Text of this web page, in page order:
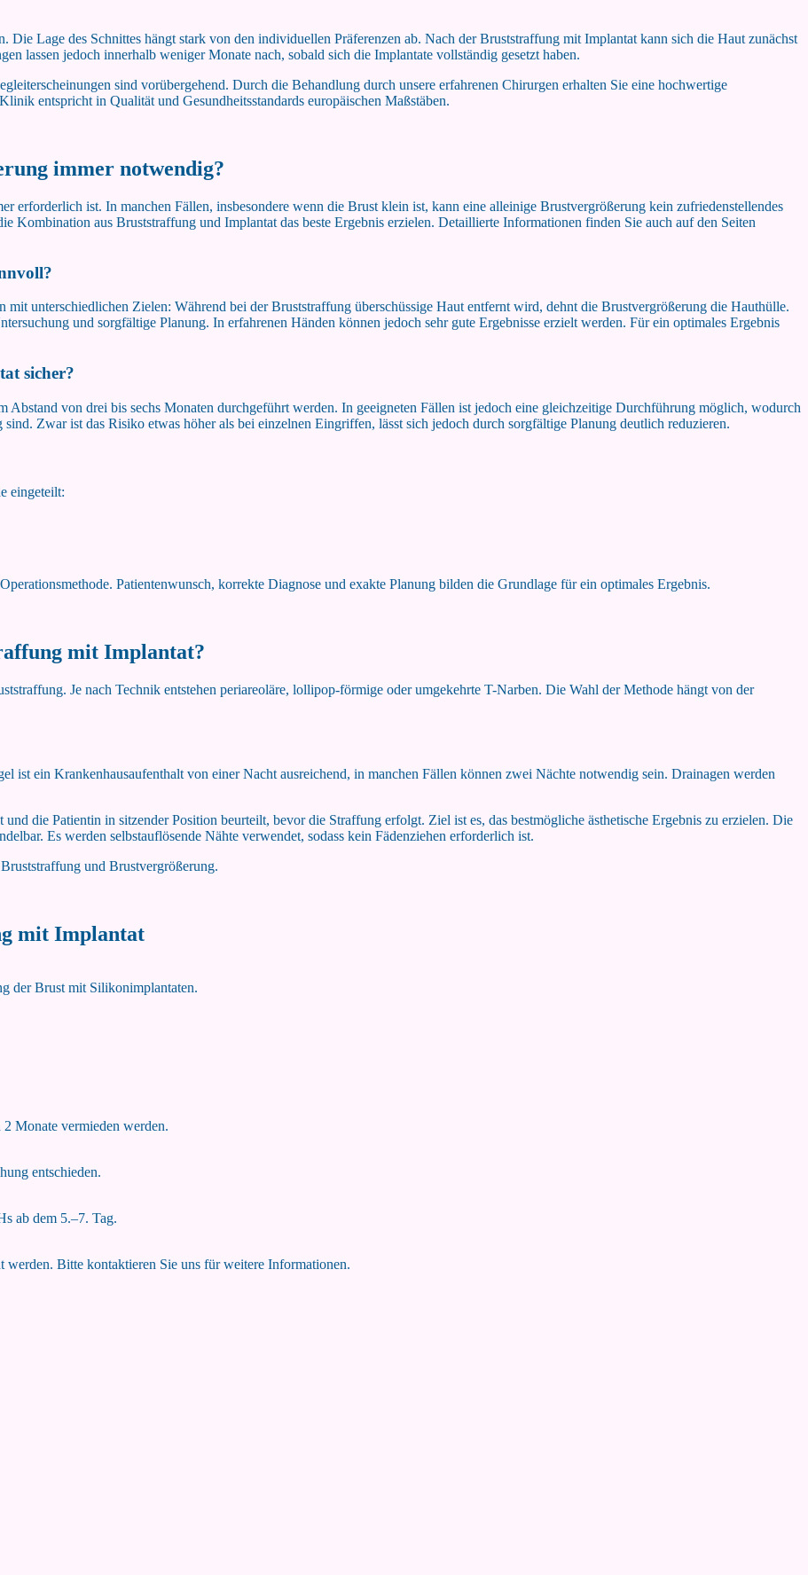
Die Lage des Schnittes hängt stark von den individuellen Präferenzen ab. Nach der Bruststraffung mit Implantat kann sich die Haut zunächst
lassen jedoch innerhalb weniger Monate nach, sobald sich die Implantate vollständig gesetzt haben.
sind vorübergehend. Durch die Behandlung durch unsere erfahrenen Chirurgen erhalten Sie eine hochwertige
entspricht in Qualität und Gesundheitsstandards europäischen Maßstäben.
immer notwendig?
erforderlich ist. In manchen Fällen, insbesondere wenn die Brust klein ist, kann eine alleinige Brustvergrößerung kein zufriedenstellendes
Kombination aus Bruststraffung und Implantat das beste Ergebnis erzielen. Detaillierte Informationen finden Sie auch auf den Seiten
unterschiedlichen Zielen: Während bei der Bruststraffung überschüssige Haut entfernt wird, dehnt die Brustvergrößerung die Hauthülle.
und sorgfältige Planung. In erfahrenen Händen können jedoch sehr gute Ergebnisse erzielt werden. Für ein optimales Ergebnis
sicher?
von drei bis sechs Monaten durchgeführt werden. In geeigneten Fällen ist jedoch eine gleichzeitige Durchführung möglich, wodurch
Zwar ist das Risiko etwas höher als bei einzelnen Eingriffen, lässt sich jedoch durch sorgfältige Planung deutlich reduzieren.
eingeteilt:
Patientenwunsch, korrekte Diagnose und exakte Planung bilden die Grundlage für ein optimales Ergebnis.
mit Implantat?
Je nach Technik entstehen periareoläre, lollipop-förmige oder umgekehrte T-Narben. Die Wahl der Methode hängt von der
ist ein Krankenhausaufenthalt von einer Nacht ausreichend, in manchen Fällen können zwei Nächte notwendig sein. Drainagen werden
die Patientin in sitzender Position beurteilt, bevor die Straffung erfolgt. Ziel ist es, das bestmögliche ästhetische Ergebnis zu erzielen. Die
Es werden selbstauflösende Nähte verwendet, sodass kein Fädenziehen erforderlich ist.
und Brustvergrößerung.
mit Implantat
der Brust mit Silikonimplantaten.
Monate vermieden werden.
entschieden.
ab dem 5.–7. Tag.
Bitte kontaktieren Sie uns für weitere Informationen.